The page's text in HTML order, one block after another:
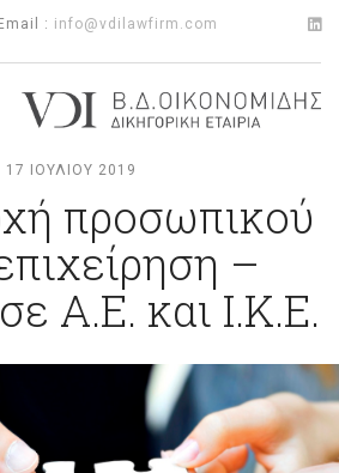
: info@vdilawfirm.com
17 ΙΟΥΛΊΟΥ 2019
προσωπικού
–
Α.Ε. και Ι.Κ.Ε.